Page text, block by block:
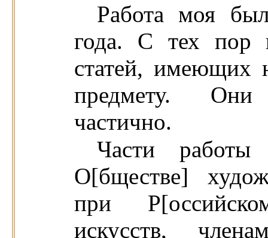
Работа моя
года. С тех пор
статей, имеющих
предмету. Они
частично.
Части
О[бществе]
при
искусств,